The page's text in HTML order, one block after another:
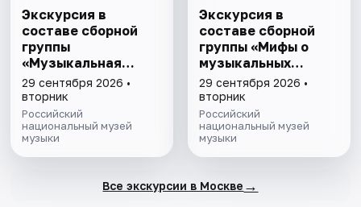
Экскурсия в
составе сборной
группы
«Музыкальная
эволюция: от
камней до
нейросeти»
29 сентября 2026 •
вторник
Российский
национальный музей
музыки
Экскурсия в
составе сборной
группы «Мифы о
музыкальных
инструментах»
29 сентября 2026 •
вторник
Российский
национальный музей
музыки
Все экскурсии в Москве →